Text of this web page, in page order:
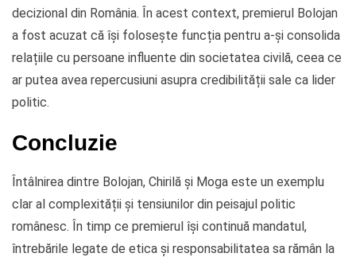
decizional din România. În acest context, premierul Bolojan
a fost acuzat că își folosește funcția pentru a-și consolida
relațiile cu persoane influente din societatea civilă, ceea ce
ar putea avea repercusiuni asupra credibilității sale ca lider
politic.
Concluzie
Întâlnirea dintre Bolojan, Chirilă și Moga este un exemplu
clar al complexității și tensiunilor din peisajul politic
românesc. În timp ce premierul își continuă mandatul,
întrebările legate de etica și responsabilitatea sa rămân la